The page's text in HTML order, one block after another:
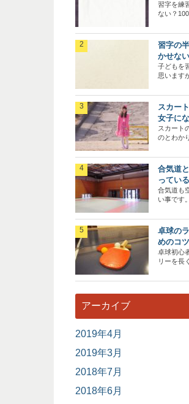
習字を練
ない？
習字の
かせな
子どもを
思います
スカー
女子に
スカート
のとわか
合気道
ってい
合気道も
い事です
卓球の
めのコツ
卓球初心
リーを長
アーカイブ
2019年4月
2019年3月
2018年7月
2018年6月